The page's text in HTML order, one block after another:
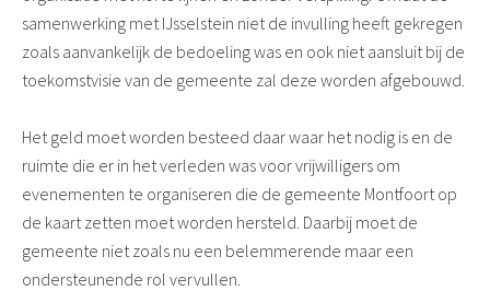
samenwerking met IJsselstein niet de invulling heeft gekregen
zoals aanvankelijk de bedoeling was en ook niet aansluit bij de
toekomstvisie van de gemeente zal deze worden afgebouwd.
Het geld moet worden besteed daar waar het nodig is en de
ruimte die er in het verleden was voor vrijwilligers om
evenementen te organiseren die de gemeente Montfoort op
de kaart zetten moet worden hersteld. Daarbij moet de
gemeente niet zoals nu een belemmerende maar een
ondersteunende rol vervullen.